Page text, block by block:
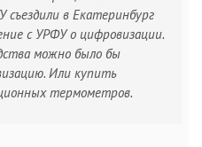
съездили в Екатеринбург
с УРФУ о цифровизации.
можно было бы
Или купить
термометров.